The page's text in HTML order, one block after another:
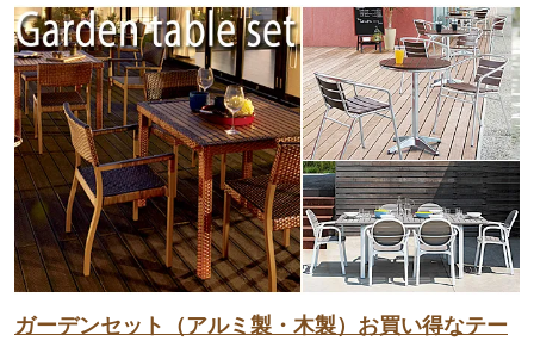
ガーデンセット（アルミ製・木製）お買い得なテー